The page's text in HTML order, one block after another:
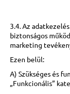
3.4. Az
biztonságos
marketing
Ezen belül:
A) Szükséges és
„Funkcionális”